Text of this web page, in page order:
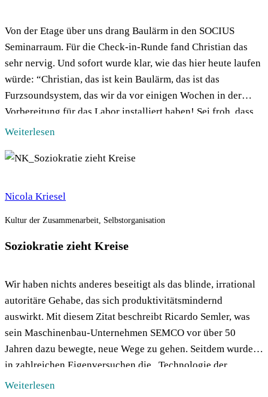
Von der Etage über uns drang Baulärm in den SOCIUS
Seminarraum. Für die Check-in-Runde fand Christian das
sehr nervig. Und sofort wurde klar, wie das hier heute laufen
würde: “Christian, das ist kein Baulärm, das ist das
Furzsoundsystem, das wir da vor einigen Wochen in der
Vorbereitung für das Labor installiert haben! Sei froh, dass
[…]
Weiterlesen
Nicola Kriesel
Kultur der Zusammenarbeit, Selbstorganisation
Soziokratie zieht Kreise
Wir haben nichts anderes beseitigt als das blinde, irrational
autoritäre Gehabe, das sich produktivitätsmindernd
auswirkt. Mit diesem Zitat beschreibt Ricardo Semler, was
sein Maschinenbau-Unternehmen SEMCO vor über 50
Jahren dazu bewegte, neue Wege zu gehen. Seitdem wurde
in zahlreichen Eigenversuchen die „Technologie der
Soziokratie“ weiterentwickelt – und so auch in diesem
Weiterlesen